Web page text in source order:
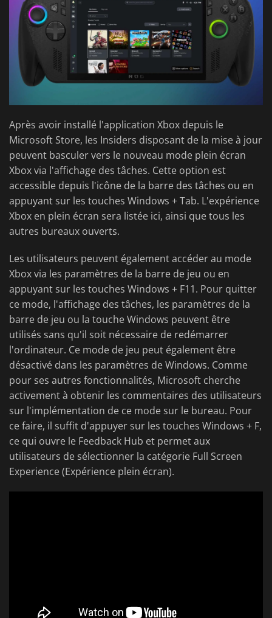
Après avoir installé l'application Xbox depuis le
Microsoft Store, les Insiders disposant de la mise à jour
peuvent basculer vers le nouveau mode plein écran
Xbox via l'affichage des tâches. Cette option est
accessible depuis l'icône de la barre des tâches ou en
appuyant sur les touches Windows + Tab. L'expérience
Xbox en plein écran sera listée ici, ainsi que tous les
autres bureaux ouverts.
Les utilisateurs peuvent également accéder au mode
Xbox via les paramètres de la barre de jeu ou en
appuyant sur les touches Windows + F11. Pour quitter
ce mode, l'affichage des tâches, les paramètres de la
barre de jeu ou la touche Windows peuvent être
utilisés sans qu'il soit nécessaire de redémarrer
l'ordinateur. Ce mode de jeu peut également être
désactivé dans les paramètres de Windows. Comme
pour ses autres fonctionnalités, Microsoft cherche
activement à obtenir les commentaires des utilisateurs
sur l'implémentation de ce mode sur le bureau. Pour
ce faire, il suffit d'appuyer sur les touches Windows + F,
ce qui ouvre le Feedback Hub et permet aux
utilisateurs de sélectionner la catégorie Full Screen
Experience (Expérience plein écran).